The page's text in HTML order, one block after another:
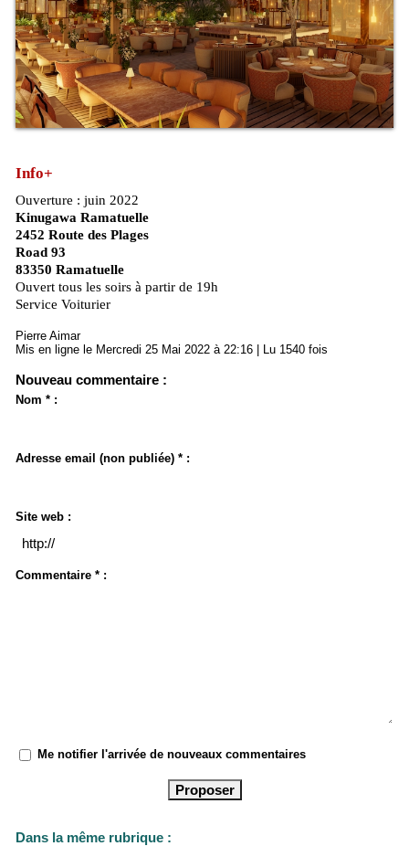
Info+
Ouverture : juin 2022
Kinugawa Ramatuelle
2452 Route des Plages
Road 93
83350 Ramatuelle
Ouvert tous les soirs à partir de 19h
Service Voiturier
Pierre Aimar
Mis en ligne le Mercredi 25 Mai 2022 à 22:16 | Lu 1540 fois
Nouveau commentaire :
Nom * :
Adresse email (non publiée) * :
Site web :
Commentaire * :
Me notifier l'arrivée de nouveaux commentaires
Dans la même rubrique :